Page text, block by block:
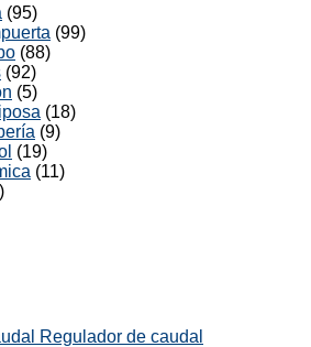
(95)
(99)
(88)
(92)
(5)
(18)
(9)
(19)
(11)
Regulador de caudal